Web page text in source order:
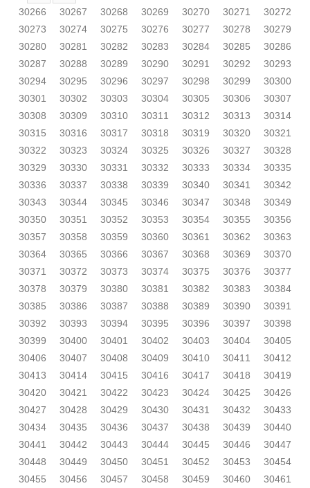
30266
30267 30268 30269 30270 30271
30272
30273
30274 30275 30276 30277 30278
30279
30280
30281 30282 30283 30284 30285
30286
30287
30288 30289 30290 30291 30292
30293
30294
30295 30296 30297 30298 30299
30300
30301
30302 30303 30304 30305 30306
30307
30308
30309 30310 30311 30312 30313
30314
30315
30316 30317 30318 30319 30320
30321
30322
30323 30324 30325 30326 30327
30328
30329
30330 30331 30332 30333 30334
30335
30336
30337 30338 30339 30340 30341
30342
30343
30344 30345 30346 30347 30348
30349
30350
30351 30352 30353 30354 30355
30356
30357
30358 30359 30360 30361 30362
30363
30364
30365 30366 30367 30368 30369
30370
30371
30372 30373 30374 30375 30376
30377
30378
30379 30380 30381 30382 30383
30384
30385
30386 30387 30388 30389 30390
30391
30392
30393 30394 30395 30396 30397
30398
30399
30400 30401 30402 30403 30404
30405
30406
30407 30408 30409 30410 30411
30412
30413
30414 30415 30416 30417 30418
30419
30420
30421 30422 30423 30424 30425
30426
30427
30428 30429 30430 30431 30432
30433
30434
30435 30436 30437 30438 30439
30440
30441
30442 30443 30444 30445 30446
30447
30448
30449 30450 30451 30452 30453
30454
30455
30456 30457 30458 30459 30460
30461